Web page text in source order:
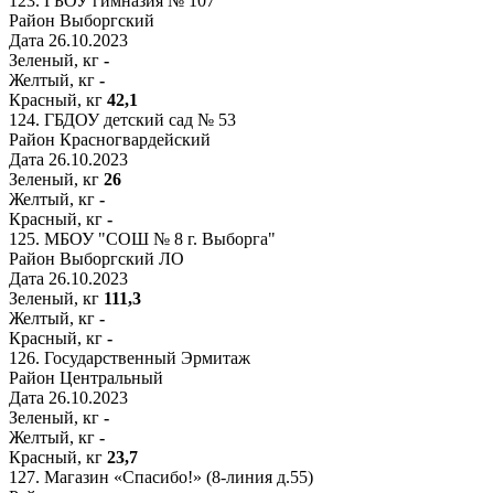
Район Выборгский
Дата 26.10.2023
Зеленый, кг -
Желтый, кг -
Красный, кг 42,1
124. ГБДОУ детский сад № 53
Район Красногвардейский
Дата 26.10.2023
Зеленый, кг 26
Желтый, кг -
Красный, кг -
125. МБОУ "СОШ № 8 г. Выборга"
Район Выборгский ЛО
Дата 26.10.2023
Зеленый, кг 111,3
Желтый, кг -
Красный, кг -
126. Государственный Эрмитаж
Район Центральный
Дата 26.10.2023
Зеленый, кг -
Желтый, кг -
Красный, кг 23,7
127. Магазин «Спасибо!» (8-линия д.55)